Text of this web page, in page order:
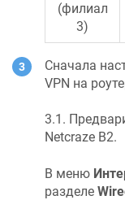
(филиал
3)
Сначала
VPN на
3.1.
Netcraze B2.
В меню
разделе